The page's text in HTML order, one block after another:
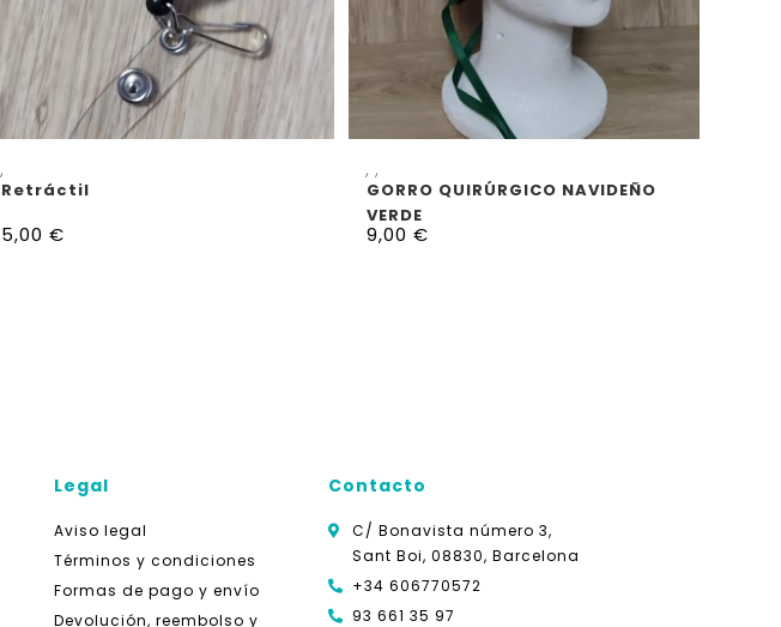
,
Retráctil
5,00€
,,
GORRO QUIRÚRGICO NAVIDEÑO
VERDE
9,00€
Legal
Aviso legal
Términos y condiciones
Formas de pago y envío
Devolución, reembolso y
Contacto
C/ Bonavista número 3,
Sant Boi, 08830, Barcelona
+34 606770572
93 661 35 97